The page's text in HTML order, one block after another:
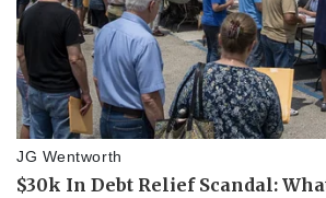
Vụ án
Tin nóng
Tư vấn luật
Vũ khí
Việt Nam
Phân tích